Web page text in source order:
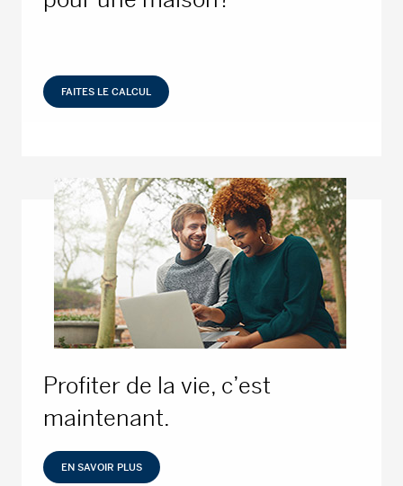
FAITES LE CALCUL
Profiter de la vie, c’est
maintenant.
EN SAVOIR PLUS